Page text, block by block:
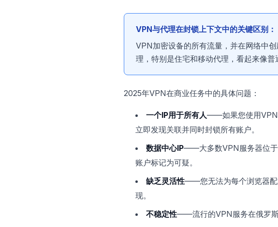
VPN与代理在封锁上下文中的关键区别：
VPN加密设备的所有流量，并在网络中
理，特别是住宅和移动代理，看起来像
2025年VPN在商业任务中的具体问题：
一个IP用于所有人——如果您使用VPN
立即发现关联并同时封锁所有账户。
数据中心IP——大多数VPN服务器位于
账户标记为可疑。
缺乏灵活性——您无法为每个浏览器
现。
不稳定性——流行的VPN服务在俄罗斯